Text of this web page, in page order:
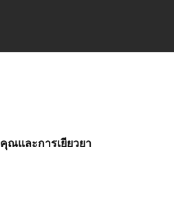
ณและการเยียวยา